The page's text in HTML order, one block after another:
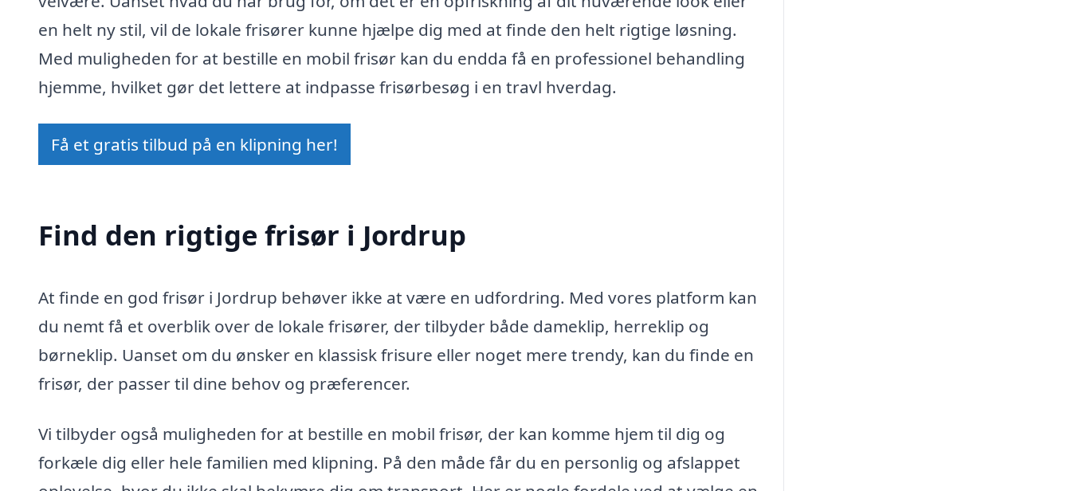
en helt ny stil, vil de lokale frisører kunne hjælpe dig med at finde den helt rigtige løsning.
Med muligheden for at bestille en mobil frisør kan du endda få en professionel behandling
hjemme, hvilket gør det lettere at indpasse frisørbesøg i en travl hverdag.
Få et gratis tilbud på en klipning her!
Find den rigtige frisør i Jordrup
At finde en god frisør i Jordrup behøver ikke at være en udfordring. Med vores platform kan
du nemt få et overblik over de lokale frisører, der tilbyder både dameklip, herreklip og
børneklip. Uanset om du ønsker en klassisk frisure eller noget mere trendy, kan du finde en
frisør, der passer til dine behov og præferencer.
Vi tilbyder også muligheden for at bestille en mobil frisør, der kan komme hjem til dig og
forkæle dig eller hele familien med klipning. På den måde får du en personlig og afslappet